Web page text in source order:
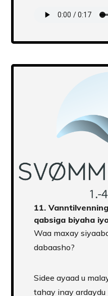
11.
qabsiga biyaha
Waa maxay
dabaasho?
Sidee ayaad u
tahay inay